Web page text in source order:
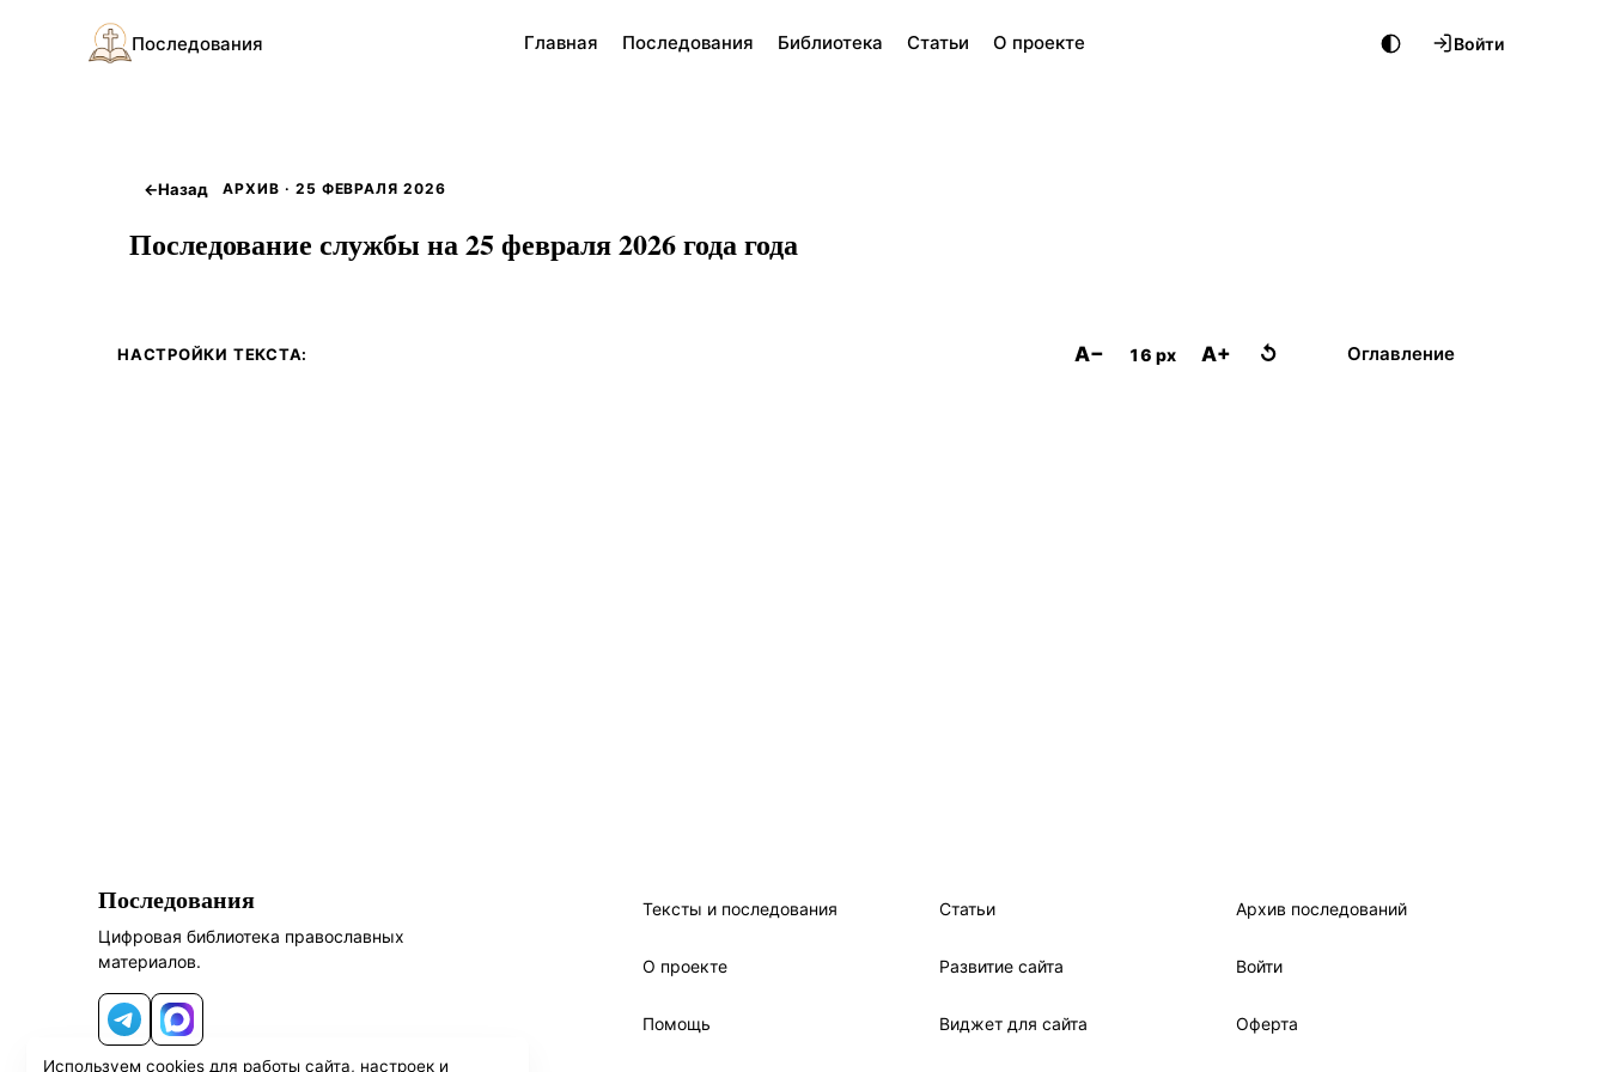
Последования Главная Последования Библиотека Статьи О проекте Войти
←Назад АРХИВ · 25 ФЕВРАЛЯ 2026
Последование службы на 25 февраля 2026 года года
НАСТРОЙКИ ТЕКСТА: A− 16 px A+ ↺ Оглавление
Последования
Цифровая библиотека православных
материалов.
Telegram
MAX
Тексты и последования Статьи Архив последований
О проекте Развитие сайта Войти
Помощь Виджет для сайта Оферта
Используем cookies для работы сайта, настроек и